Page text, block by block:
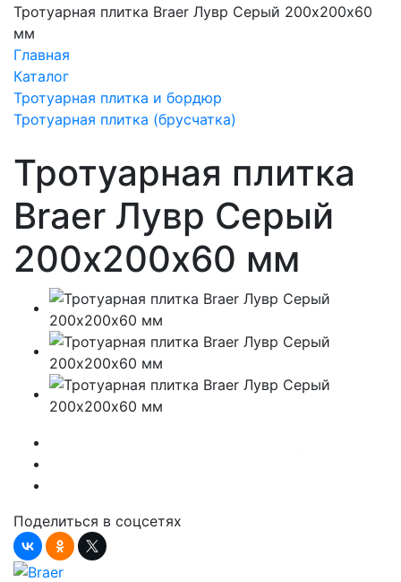
Тротуарная плитка Braer Лувр Серый 200х200х60
мм
Главная
Каталог
Тротуарная плитка и бордюр
Тротуарная плитка (брусчатка)
Тротуарная плитка
Braer Лувр Серый
200х200х60 мм
Поделиться в соцсетях